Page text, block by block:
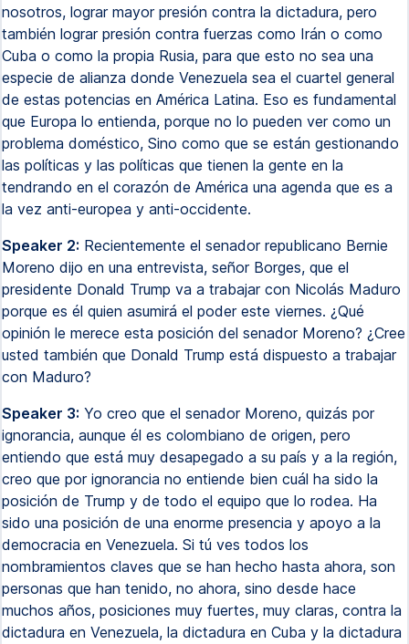
nosotros, lograr mayor presión contra la dictadura, pero
también lograr presión contra fuerzas como Irán o como
Cuba o como la propia Rusia, para que esto no sea una
especie de alianza donde Venezuela sea el cuartel general
de estas potencias en América Latina. Eso es fundamental
que Europa lo entienda, porque no lo pueden ver como un
problema doméstico, Sino como que se están gestionando
las políticas y las políticas que tienen la gente en la
tendrando en el corazón de América una agenda que es a
la vez anti-europea y anti-occidente.
Speaker 2: Recientemente el senador republicano Bernie
Moreno dijo en una entrevista, señor Borges, que el
presidente Donald Trump va a trabajar con Nicolás Maduro
porque es él quien asumirá el poder este viernes. ¿Qué
opinión le merece esta posición del senador Moreno? ¿Cree
usted también que Donald Trump está dispuesto a trabajar
con Maduro?
Speaker 3: Yo creo que el senador Moreno, quizás por
ignorancia, aunque él es colombiano de origen, pero
entiendo que está muy desapegado a su país y a la región,
creo que por ignorancia no entiende bien cuál ha sido la
posición de Trump y de todo el equipo que lo rodea. Ha
sido una posición de una enorme presencia y apoyo a la
democracia en Venezuela. Si tú ves todos los
nombramientos claves que se han hecho hasta ahora, son
personas que han tenido, no ahora, sino desde hace
muchos años, posiciones muy fuertes, muy claras, contra la
dictadura en Venezuela, la dictadura en Cuba y la dictadura